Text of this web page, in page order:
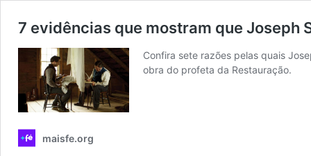
7 evidências que mostram que Joseph
Confira sete razões pelas quais
obra do profeta da Restauração.
maisfe.org